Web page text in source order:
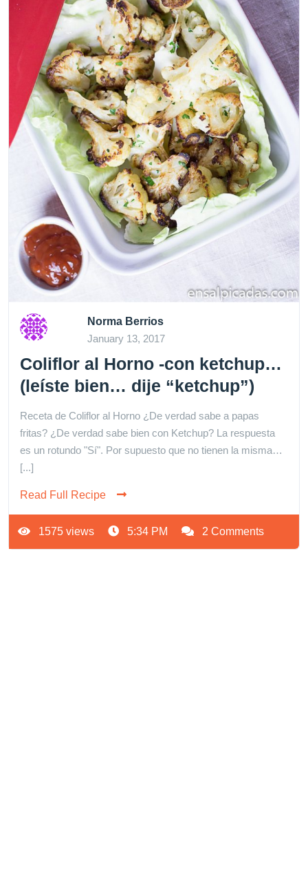
Norma Berrios
January 13, 2017
Coliflor al Horno -con ketchup…
(leíste bien… dije “ketchup”)
Receta de Coliflor al Horno ¿De verdad sabe a papas
fritas? ¿De verdad sabe bien con Ketchup? La respuesta
es un rotundo "Sí". Por supuesto que no tienen la misma…
[...]
Read Full Recipe
1575 views 5:34 PM 2 Comments